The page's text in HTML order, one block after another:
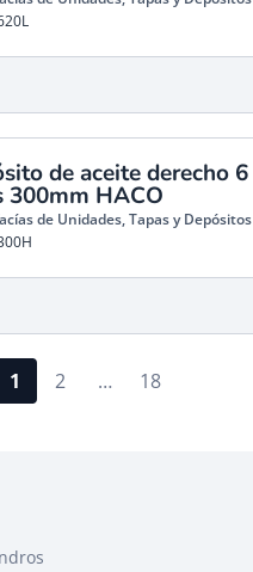
de aceite derecho 6
300mm HACO
de Unidades, Tapas y Depósitos
1 2 … 18